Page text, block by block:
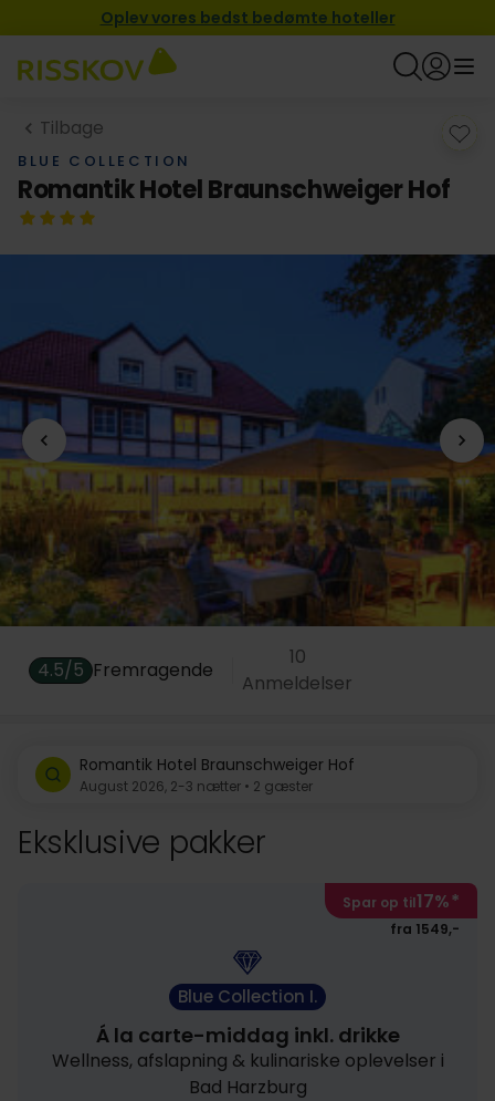
Oplev vores bedst bedømte hoteller
Tilbage
BLUE COLLECTION
Romantik Hotel Braunschweiger Hof
4.5/5 Fremragende
10
Anmeldelser
Romantik Hotel Braunschweiger Hof
August 2026, 2-3 nætter • 2 gæster
Eksklusive pakker
Spar op til17%*
fra 1549,-
Blue Collection I.
Á la carte-middag inkl. drikke
Wellness, afslapning & kulinariske oplevelser i
Bad Harzburg